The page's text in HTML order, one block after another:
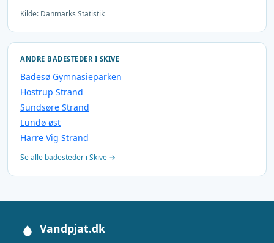
Kilde: Danmarks Statistik
ANDRE BADESTEDER I SKIVE
Badesø Gymnasieparken
Hostrup Strand
Sundsøre Strand
Lundø øst
Harre Vig Strand
Se alle badesteder i Skive →
Vandpjat.dk